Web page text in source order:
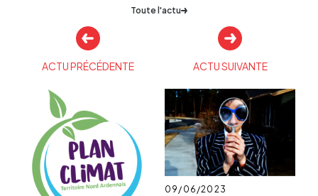
Toute l'actu
Autres
actualités
ACTU PRÉCÉDENTE ACTU SUIVANTE
Publié
09/06/2023